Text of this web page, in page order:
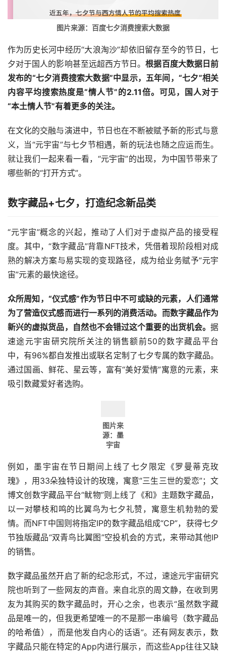
图片来源：百度七夕消费搜索大数据
作为历史长河中经历“大浪淘沙”却依旧留存至今的节日，七
夕对于国人的影响甚至远超西方节日。根据百度大数据日前
发布的“七夕消费搜索大数据”中显示，五年间，“七夕”相关
内容平均搜索热度是“情人节”的2.11倍。可见，国人对于
“本土情人节”有着更多的关注。
在文化的交融与演进中，节日也在不断被赋予新的形式与意
义，当“元宇宙”与七夕节相遇，新的玩法也随之应运而生。
就让我们一起来看一看，“元宇宙”的出现，为中国节带来了
哪些新的“打开方式”。
数字藏品+七夕，打造纪念新品类
“元宇宙”概念的兴起，推动了人们对于虚拟产品的接受程
度。其中，“数字藏品”背靠NFT技术，凭借着现阶段相对成
熟的解决方案与易实现的变现路径，成为给业务赋予“元宇
宙”元素的最快途径。
众所周知，“仪式感”作为节日中不可或缺的元素，人们通常
为了营造仪式感而进行一系列的消费活动。而数字藏品作为
新兴的虚拟货品，自然也不会错过这个重要的出货机会。 据
速途元宇宙研究院所关注的销售额前50的数字藏品平台
中，有96%都自发推出或联名定制了七夕专属的数字藏品。
通过国画、鲜花、星云等，富有“美好爱情”寓意的元素，来
吸引数藏爱好者选购。
图片来
源：墨
宇宙
例如，墨宇宙在节日期间上线了七夕限定《罗曼蒂克玫
瑰》，用33朵独特设计的玫瑰，寓意“三生三世的爱恋”；文
博文创数字藏品平台“鱿物”则上线了《和》主题数字藏品，
以一对攀枝和鸣的比翼鸟为七夕礼赞，寓意生机勃勃的爱
情。而NFT中国则将指定IP的数字藏品组成“CP”，获得七夕
节独版藏品“双青鸟比翼图”空投机会的方式，来带动其他IP
的销售。
数字藏品虽然开启了新的纪念形式，不过，速途元宇宙研究
院也听到了一些网友的声音。来自北京的周文静，在收到男
友为其购买的数字藏品时，开心之余，也表示“虽然数字藏
品是唯一的，但我更希望唯一的不是那一串编号（数字藏品
的哈希值），而是他发自内心的话语”。还有网友表示，数
字藏品只能在特定的App内进行展示，而这些App往往又缺